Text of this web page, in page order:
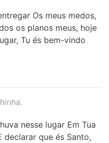
Os meus medos,
os planos meus, hoje
Tu és bem-vindo
nesse lugar Em Tua
declarar que és Santo,